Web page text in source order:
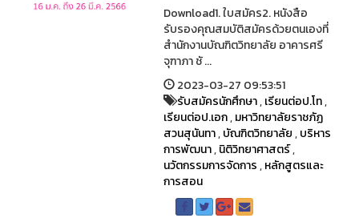
Download1. ใบสมัคร2. หนังสือ
รับรองคุณสมบัติสมัครด้วยตนเองที่
สำนักงานบัณฑิตวิทยาลัย อาคารศรี
จุฑาภา ชั ...
2023-03-27 09:53:51
รับสมัครนักศึกษา,เรียนต่อป.โท,
เรียนต่อป.เอก,มหาวิทยาลัยราชภัฏ
สวนสุนันทา,บัณฑิตวิทยาลัย,บริหาร
การพัฒนา,นิติวิทยาศาสตร์,
นวัตกรรมการจัดการ,หลักสูตรและ
การสอน